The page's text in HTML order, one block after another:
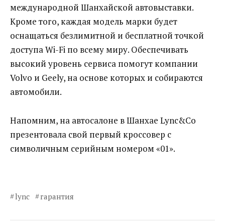
международной Шанхайской автовыставки.
Кроме того, каждая модель марки будет
оснащаться безлимитной и бесплатной точкой
доступа Wi-Fi по всему миру. Обеспечивать
высокий уровень сервиса помогут компании
Volvo и Geely, на основе которых и собираются
автомобили.
Напомним, на автосалоне в Шанхае Lync&Co
презентовала свой первый кроссовер с
символичным серийным номером «01».
lync гарантия